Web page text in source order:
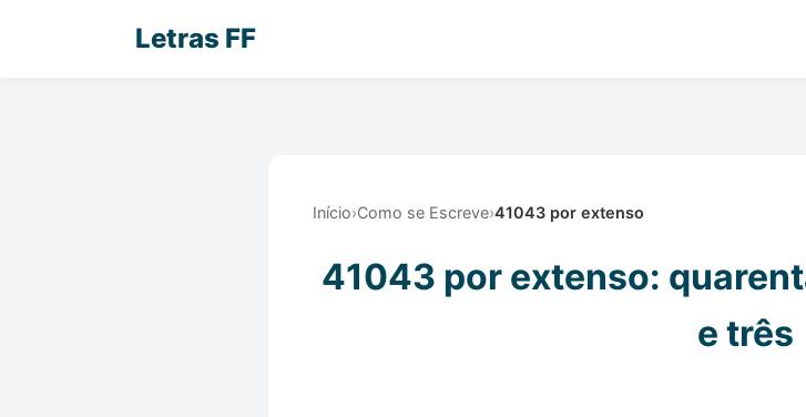
Letras FF
Início›Como se Escreve›41043 por extenso
41043 por extenso:
e três